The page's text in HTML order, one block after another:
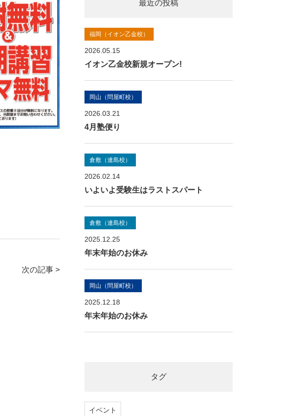
次の記事 >
最近の投稿
福岡（イオン乙金校）
2026.05.15
イオン乙金校新規オープン!
岡山（問屋町校）
2026.03.21
4月塾便り
倉敷（連島校）
2026.02.14
いよいよ受験生はラストスパート
倉敷（連島校）
2025.12.25
年末年始のお休み
岡山（問屋町校）
2025.12.18
年末年始のお休み
タグ
イベント